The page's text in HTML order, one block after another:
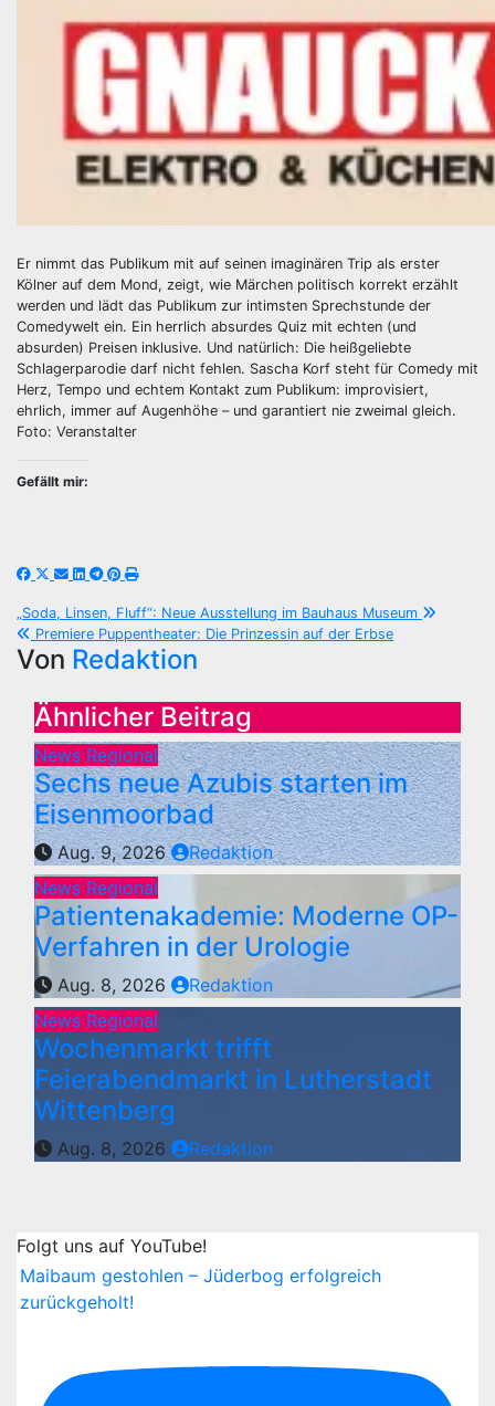
Er nimmt das Publikum mit auf seinen imaginären Trip als erster
Kölner auf dem Mond, zeigt, wie Märchen politisch korrekt erzählt
werden und lädt das Publikum zur intimsten Sprechstunde der
Comedywelt ein. Ein herrlich absurdes Quiz mit echten (und
absurden) Preisen inklusive. Und natürlich: Die heißgeliebte
Schlagerparodie darf nicht fehlen. Sascha Korf steht für Comedy mit
Herz, Tempo und echtem Kontakt zum Publikum: improvisiert,
ehrlich, immer auf Augenhöhe – und garantiert nie zweimal gleich.
Foto: Veranstalter
Gefällt mir:
Beitragsnavigation
„Soda, Linsen, Fluff“: Neue Ausstellung im Bauhaus Museum
Premiere Puppentheater: Die Prinzessin auf der Erbse
Von Redaktion
Ähnlicher Beitrag
News Regional
Sechs neue Azubis starten im
Eisenmoorbad
Aug. 9, 2026
Redaktion
News Regional
Patientenakademie: Moderne OP-
Verfahren in der Urologie
Aug. 8, 2026
Redaktion
News Regional
Wochenmarkt trifft
Feierabendmarkt in Lutherstadt
Wittenberg
Aug. 8, 2026 Redaktion
Folgt uns auf YouTube!
Maibaum gestohlen – Jüderbog erfolgreich
zurückgeholt!